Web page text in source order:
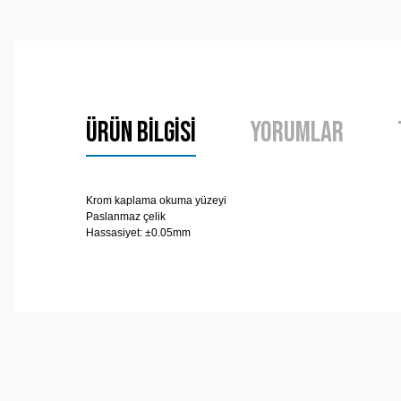
Ürün Bilgisi Yorumlar
Krom kaplama okuma yüzeyi
Paslanmaz çelik
Hassasiyet: ±0.05mm